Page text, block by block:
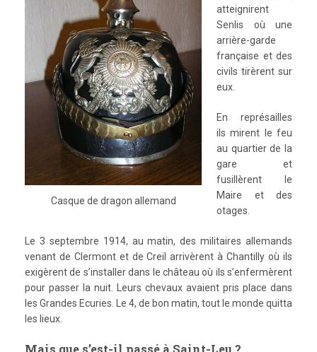
Casque de dragon allemand
atteignirent
Senlis où une
arrière-garde
française et des
civils tirèrent sur
eux.
En représailles
ils mirent le feu
au quartier de la
gare et
fusillèrent le
Maire et des
otages.
Le 3 septembre 1914, au matin, des militaires allemands
venant de Clermont et de Creil arrivèrent à Chantilly où ils
exigèrent de s’installer dans le château où ils s’enfermèrent
pour passer la nuit. Leurs chevaux avaient pris place dans
les Grandes Ecuries. Le 4, de bon matin, tout le monde quitta
les lieux.
Mais que s’est-il passé à Saint-Leu ?